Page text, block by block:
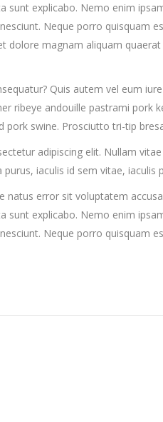
sunt explicabo. Nemo enim
Neque porro quisquam
dolore magnam aliquam
Quis autem vel eum
ribeye andouille pastrami
pork swine. Prosciutto tri-tip
adipiscing elit. Nullam
iaculis id sem vitae, iaculis
natus error sit voluptatem
sunt explicabo. Nemo enim
Neque porro quisquam